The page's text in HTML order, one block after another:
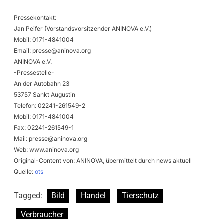
Pressekontakt:
Jan Peifer (Vorstandsvorsitzender ANINOVA e.V.)
Mobil: 0171-4841004
Email: presse@aninova.org
ANINOVA e.V.
-Pressestelle-
An der Autobahn 23
53757 Sankt Augustin
Telefon: 02241-261549-2
Mobil: 0171-4841004
Fax: 02241-261549-1
Mail: presse@aninova.org
Web: www.aninova.org
Original-Content von: ANINOVA, übermittelt durch news aktuell
Quelle: ots
Tagged: Bild Handel
Tierschutz
Verbraucher